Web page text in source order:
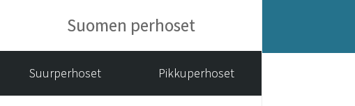
Suomen perhoset
Suurperhoset Pikkuperhoset